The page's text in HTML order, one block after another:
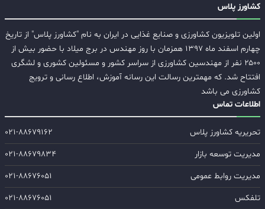
کشاورز پلاس
اولین تلویزیون کشاورزی و صنایع غذایی در ایران به نام "کشاورز پلاس" از تاریخ
چهارم اسفند ماه ۱۳۹۷ همزمان با روز مهندس در برج میلاد با حضور بیش از
۲۵۰۰ نفر از مهندسین کشاورزی از سراسر کشور و مسئولین کشوری و لشگری
افتتاح شد. که مهمترین رسالت این رسانه آموزش، اطلاع رسانی و ترویج
کشاورزی می باشد
اطلاعات تماس
تحریریه کشاورز پلاس
۰۲۱-۸۸۶۷۹۱۶۲
مدیریت توسعه بازار
۰۲۱-۸۸۶۷۹۸۳۴
مدیریت روابط عمومی
۰۲۱-۸۸۶۷۶۰۵۱
تلفکس
۰۲۱-۸۸۶۷۶۰۵۱